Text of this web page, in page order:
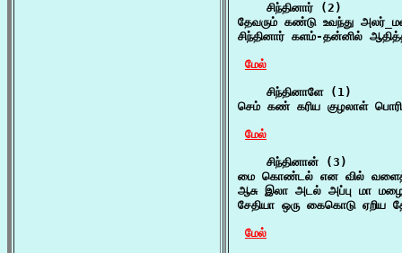
    சிந்தினார் (2)
தேவரும் கண்டு உவந்து
சிந்தினார் களம்-தன்னில்
மேல்
    சிந்தினாளே (1)
செம் கண் கரிய குழலாள்
மேல்
    சிந்தினான் (3)
மை கொண்டல் என வில்
ஆசு இலா அடல் அப்பு மா
சேதியா ஒரு கைகொடு ஏறிய
மேல்